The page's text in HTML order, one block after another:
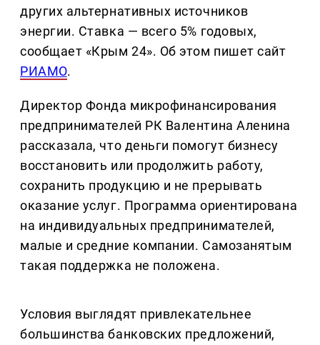
других альтернативных источников
энергии. Ставка — всего 5% годовых,
сообщает «Крым 24». Об этом пишет сайт
РИАМО.
Директор Фонда микрофинансирования
предпринимателей РК Валентина Аленина
рассказала, что деньги помогут бизнесу
восстановить или продолжить работу,
сохранить продукцию и не прерывать
оказание услуг. Программа ориентирована
на индивидуальных предпринимателей,
малые и средние компании. Самозанятым
такая поддержка не положена.
Условия выглядят привлекательнее
большинства банковских предложений,